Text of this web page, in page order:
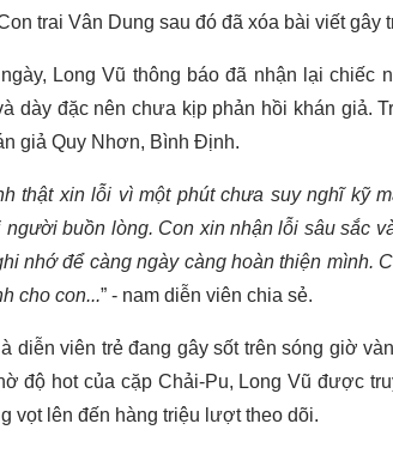
trai Vân Dung sau đó đã xóa bài viết gây
Long Vũ thông báo đã nhận lại chiếc
dày đặc nên chưa kịp phản hồi khán giả.
giả Quy Nhơn, Bình Định.
thật xin lỗi vì một phút chưa suy nghĩ kỹ
người buồn lòng. Con xin nhận lỗi sâu sắc
nhớ để càng ngày càng hoàn thiện mình.
cho con...” - nam diễn viên chia sẻ.
diễn viên trẻ đang gây sốt trên sóng giờ
độ hot của cặp Chải-Pu, Long Vũ được
vọt lên đến hàng triệu lượt theo dõi.